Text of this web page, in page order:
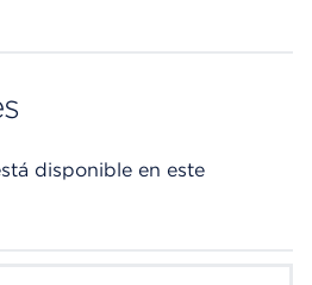
disponible en este